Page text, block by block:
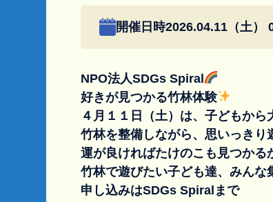
開催日時2026.04.11（土）
NPO法人SDGs Spiral
好きが見つかる竹林体験
４月１１日（土）は、子どもか
竹林を整備しながら、思いっきり
運が良ければたけのこも見つかる
竹林で遊びたい子ども達、みんな
申し込みはSDGs Spiralまで